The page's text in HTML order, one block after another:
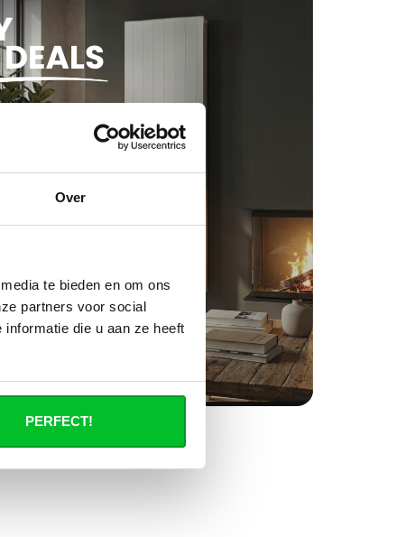
Over
te bieden en om ons
partners voor social
die u aan ze heeft
PERFECT!